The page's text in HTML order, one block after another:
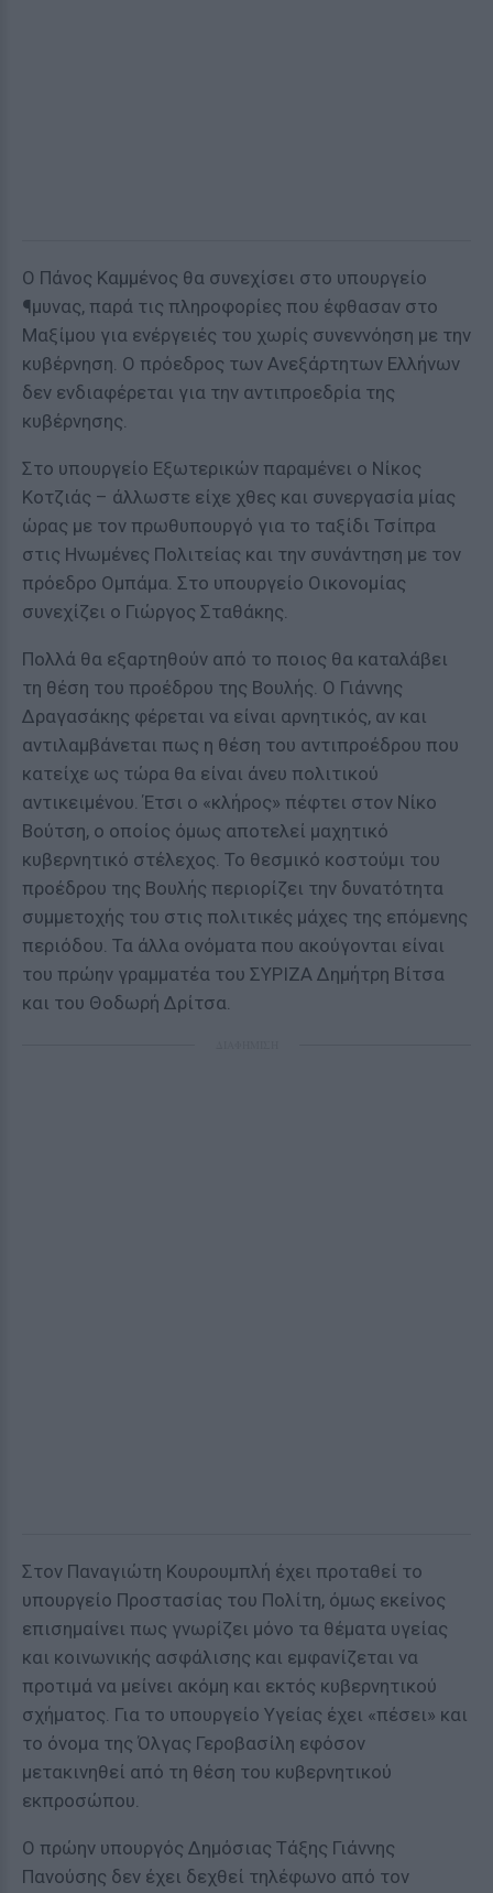
Ο Πάνος Καμμένος θα συνεχίσει στο υπουργείο
¶μυνας, παρά τις πληροφορίες που έφθασαν στο
Μαξίμου για ενέργειές του χωρίς συνεννόηση με την
κυβέρνηση. Ο πρόεδρος των Ανεξάρτητων Ελλήνων
δεν ενδιαφέρεται για την αντιπροεδρία της
κυβέρνησης.
Στο υπουργείο Εξωτερικών παραμένει ο Νίκος
Κοτζιάς – άλλωστε είχε χθες και συνεργασία μίας
ώρας με τον πρωθυπουργό για το ταξίδι Τσίπρα
στις Ηνωμένες Πολιτείας και την συνάντηση με τον
πρόεδρο Ομπάμα. Στο υπουργείο Οικονομίας
συνεχίζει ο Γιώργος Σταθάκης.
Πολλά θα εξαρτηθούν από το ποιος θα καταλάβει
τη θέση του προέδρου της Βουλής. Ο Γιάννης
Δραγασάκης φέρεται να είναι αρνητικός, αν και
αντιλαμβάνεται πως η θέση του αντιπροέδρου που
κατείχε ως τώρα θα είναι άνευ πολιτικού
αντικειμένου. Έτσι ο «κλήρος» πέφτει στον Νίκο
Βούτση, ο οποίος όμως αποτελεί μαχητικό
κυβερνητικό στέλεχος. Το θεσμικό κοστούμι του
προέδρου της Βουλής περιορίζει την δυνατότητα
συμμετοχής του στις πολιτικές μάχες της επόμενης
περιόδου. Τα άλλα ονόματα που ακούγονται είναι
του πρώην γραμματέα του ΣΥΡΙΖΑ Δημήτρη Βίτσα
και του Θοδωρή Δρίτσα.
Στον Παναγιώτη Κουρουμπλή έχει προταθεί το
υπουργείο Προστασίας του Πολίτη, όμως εκείνος
επισημαίνει πως γνωρίζει μόνο τα θέματα υγείας
και κοινωνικής ασφάλισης και εμφανίζεται να
προτιμά να μείνει ακόμη και εκτός κυβερνητικού
σχήματος. Για το υπουργείο Υγείας έχει «πέσει» και
το όνομα της Όλγας Γεροβασίλη εφόσον
μετακινηθεί από τη θέση του κυβερνητικού
εκπροσώπου.
Ο πρώην υπουργός Δημόσιας Τάξης Γιάννης
Πανούσης δεν έχει δεχθεί τηλέφωνο από τον